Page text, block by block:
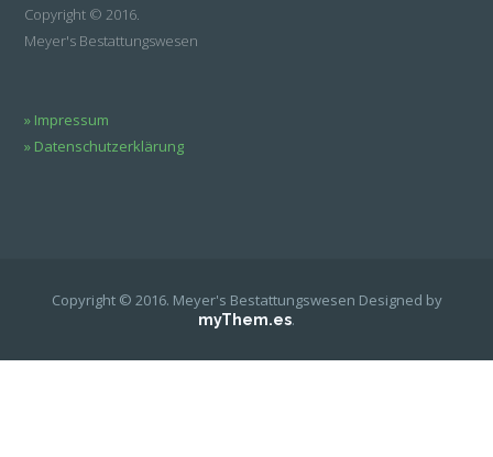
Copyright © 2016.
Meyer's Bestattungswesen
» Impressum
» Datenschutzerklärung
Copyright © 2016. Meyer's Bestattungswesen Designed by
myThem.es.